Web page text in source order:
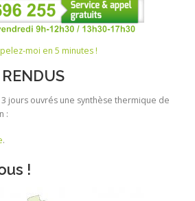
moi en 5 minutes !
jours ouvrés une synthèse thermique de
:
.
!